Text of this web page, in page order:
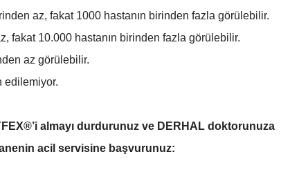
az, fakat 1000 hastanın birinden fazla görülebilir.
fakat 10.000 hastanın birinden fazla görülebilir.
az görülebilir.
edilemiyor.
almayı durdurunuz ve DERHAL doktorunuza
acil servisine başvurunuz: